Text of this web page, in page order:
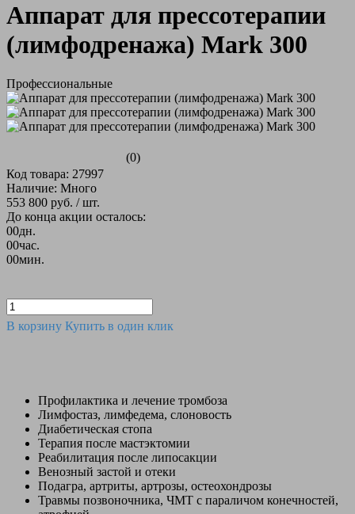
Аппарат для прессотерапии
(лимфодренажа) Mark 300
Профессиональные
(0)
Код товара: 27997
Наличие: Много
553 800 руб. / шт.
До конца акции осталось:
00дн.
00час.
00мин.
В корзину Купить в один клик
Профилактика и лечение тромбоза
Лимфостаз, лимфедема, слоновость
Диабетическая стопа
Терапия после мастэктомии
Реабилитация после липосакции
Венозный застой и отеки
Подагра, артриты, артрозы, остеохондрозы
Травмы позвоночника, ЧМТ с параличом конечностей,